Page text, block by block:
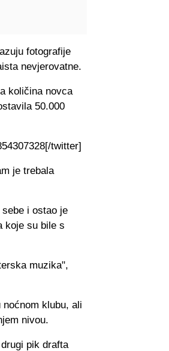
fotografije
nevjerovatne.
količina novca
50.000
twitter]
je trebala
i ostao je
koje su bile s
muzika",
klubu, ali
nivou.
pik drafta